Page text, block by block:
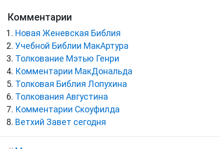
Комментарии
Новая Женевская Библия
Учебной Библии МакАртура
Толкование Мэтью Генри
Комментарии МакДональда
Толковая Библия Лопухина
Толкования Августина
Комментарии Скоуфилда
Ветхий Завет сегодня